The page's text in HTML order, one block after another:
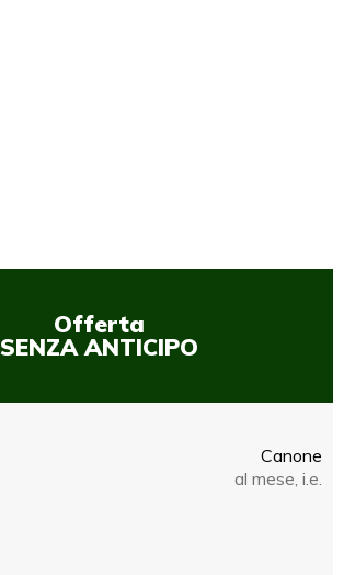
Offerta
SENZA ANTICIPO
Canone
al mese, i.e.